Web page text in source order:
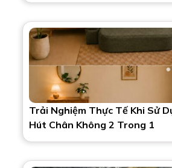
Trải Nghiệm Thực Tế Khi Sử
Hút Chân Không 2 Trong 1